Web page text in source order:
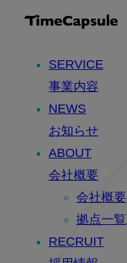
SERVICE
事業内容
NEWS
お知らせ
ABOUT
会社概要
会社概要
拠点一覧
RECRUIT